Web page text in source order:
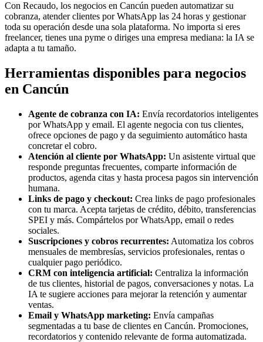
Con Recaudo, los negocios en Cancún pueden automatizar su
cobranza, atender clientes por WhatsApp las 24 horas y gestionar
toda su operación desde una sola plataforma. No importa si eres
freelancer, tienes una pyme o diriges una empresa mediana: la IA se
adapta a tu tamaño.
Herramientas disponibles para negocios
en Cancún
Agente de cobranza con IA: Envía recordatorios inteligentes
por WhatsApp y email. El agente negocia con tus clientes,
ofrece opciones de pago y da seguimiento automático hasta
concretar el cobro.
Atención al cliente por WhatsApp: Un asistente virtual que
responde preguntas frecuentes, comparte información de
productos, agenda citas y hasta procesa pagos sin intervención
humana.
Links de pago y checkout: Crea links de pago profesionales
con tu marca. Acepta tarjetas de crédito, débito, transferencias
SPEI y más. Compártelos por WhatsApp, email o redes
sociales.
Suscripciones y cobros recurrentes: Automatiza los cobros
mensuales de membresías, servicios profesionales, rentas o
cualquier pago periódico.
CRM con inteligencia artificial: Centraliza la información
de tus clientes, historial de pagos, conversaciones y notas. La
IA te sugiere acciones para mejorar la retención y aumentar
ventas.
Email y WhatsApp marketing: Envía campañas
segmentadas a tu base de clientes en Cancún. Promociones,
recordatorios y contenido relevante de forma automatizada.